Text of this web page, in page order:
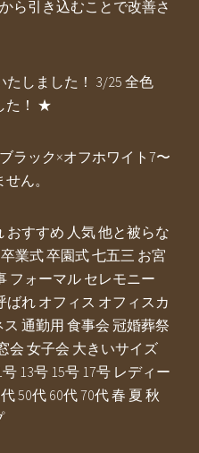
ら引き込むことで改善さ
しました！ 3/25 全色
た！ ★
ラック×オフホワイト7〜
ん。
おすすめ 人気 他と被らな
業式 卒園式 七五三 お宮
フォーマル セレモニー
ばれ オフィス オフィスカ
通勤用 食事会 冠婚葬祭
会 女子会 大きいサイズ
13号 15号 17号 レディー
50代 60代 70代 春 夏 秋